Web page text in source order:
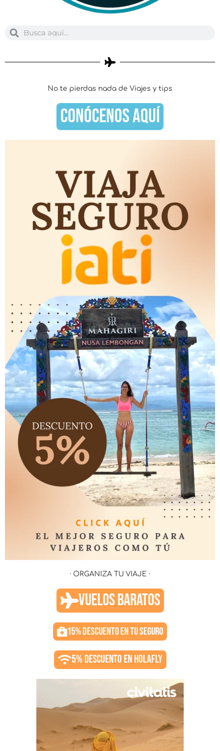
BuscarBuscar
No te pierdas nada de Viajes y tips
CONÓCENOS AQUÍ
· ORGANIZA TU VIAJE ·
VUELOS BARATOS
15% DESCUENTO EN TU SEGURO
5% DESCUENTO EN HOLAFLY